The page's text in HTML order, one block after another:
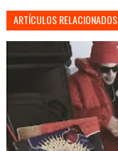
ARTÍCULOS RELACIONADOS